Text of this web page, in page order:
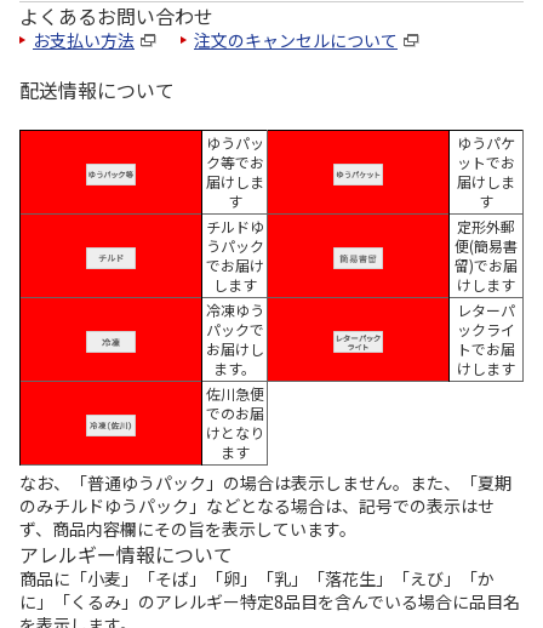
よくあるお問い合わせ
お支払い方法 注文のキャンセルについて
配送情報について
ゆうパッ
ク等でお
届けしま
す
ゆうパケ
ットでお
届けしま
す
チルドゆ
うパック
でお届け
します
定形外郵
便(簡易書
留)でお届
けします
冷凍ゆう
パックで
お届けし
ます。
レターパ
ックライ
トでお届
けします
佐川急便
でのお届
けとなり
ます
なお、「普通ゆうパック」の場合は表示しません。また、「夏期
のみチルドゆうパック」などとなる場合は、記号での表示はせ
ず、商品内容欄にその旨を表示しています。
アレルギー情報について
商品に「小麦」「そば」「卵」「乳」「落花生」「えび」「か
に」「くるみ」のアレルギー特定8品目を含んでいる場合に品目名